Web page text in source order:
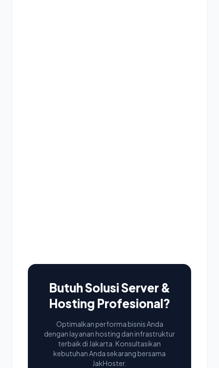
Butuh Solusi Server &
Hosting Profesional?
Optimalkan performa bisnis Anda
dengan layanan hosting dan infrastruktur
terbaik di Jakarta. Konsultasikan
kebutuhan Anda sekarang bersama
JakHoster.